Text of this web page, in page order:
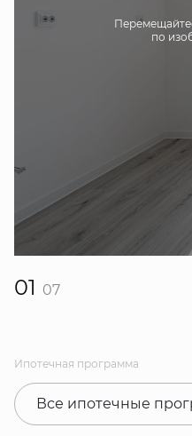
по
01 07
Ипотечная программа
Все ипотечные